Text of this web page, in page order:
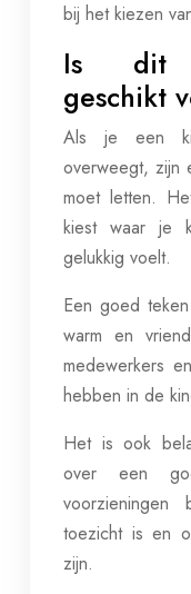
bij het kiezen
Is dit
geschikt
Als je een
overweegt, zijn
moet letten.
kiest waar je
gelukkig voelt.
Een goed
warm en
medewerkers
hebben in de
Het is ook
over een
toezicht is en
zijn.